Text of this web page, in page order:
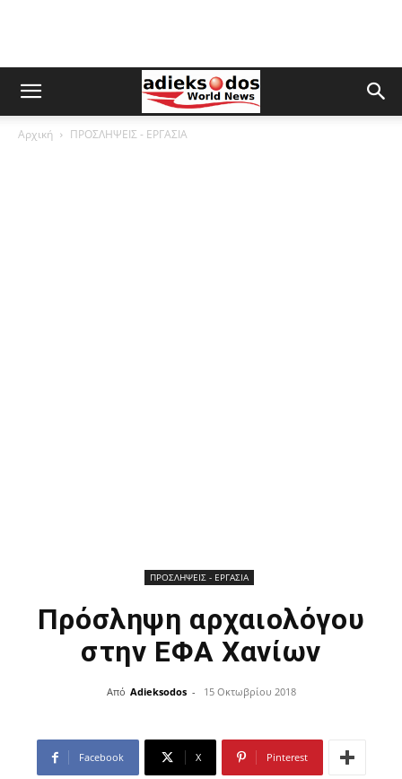
Αρχική ΠΡΟΣΛΗΨΕΙΣ - ΕΡΓΑΣΙΑ
ΠΡΟΣΛΗΨΕΙΣ - ΕΡΓΑΣΙΑ
Πρόσληψη αρχαιολόγου
στην ΕΦΑ Χανίων
Από Adieksodos - 15 Οκτωβρίου 2018
Facebook X Pinterest